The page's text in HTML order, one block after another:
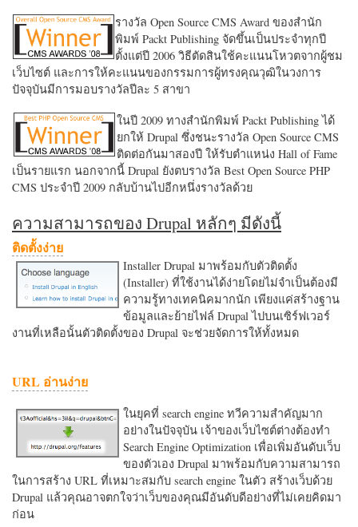
รางวัล Open Source CMS Award ของสำนัก
พิมพ์ Packt Publishing จัดขึ้นเป็นประจำทุกปี
ตั้งแต่ปี 2006 วิธีตัดสินใช้คะแนนโหวตจากผู้ชม
เว็บไซต์ และการให้คะแนนของกรรมการผู้ทรงคุณวุฒิในวงการ
ปัจจุบันมีการมอบรางวัลปีละ 5 สาขา
ในปี 2009 ทางสำนักพิมพ์ Packt Publishing ได้
ยกให้ Drupal ซึ่งชนะรางวัล Open Source CMS
ติดต่อกันมาสองปี ให้รับตำแหน่ง Hall of Fame
เป็นรายแรก นอกจากนี้ Drupal ยังตบรางวัล Best Open Source PHP
CMS ประจำปี 2009 กลับบ้านไปอีกหนึ่งรางวัลด้วย
ความสามารถของ Drupal หลักๆ มีดังนี้
ติดตั้งง่าย
Installer Drupal มาพร้อมกับตัวติดตั้ง
(Installer) ที่ใช้งานได้ง่ายโดยไม่จำเป็นต้องมี
ความรู้ทางเทคนิคมากนัก เพียงแค่สร้างฐาน
ข้อมูลและย้ายไฟล์ Drupal ไปบนเซิร์ฟเวอร์
งานที่เหลือนั้นตัวติดตั้งของ Drupal จะช่วยจัดการให้ทั้งหมด
URL อ่านง่าย
ในยุคที่ search engine ทวีความสำคัญมาก
อย่างในปัจจุบัน เจ้าของเว็บไซต์ต่างต้องทำ
Search Engine Optimization เพื่อเพิ่มอันดับเว็บ
ของตัวเอง Drupal มาพร้อมกับความสามารถ
ในการสร้าง URL ที่เหมาะสมกับ search engine ในตัว สร้างเว็บด้วย
Drupal แล้วคุณอาจตกใจว่าเว็บของคุณมีอันดับดีอย่างที่ไม่เคยคิดมา
ก่อน